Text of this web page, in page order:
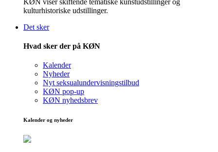
KØN viser skiftende tematiske kunstudstillinger og
kulturhistoriske udstillinger.
Det sker
Hvad sker der på KØN
Kalender
Nyheder
Nyt seksualundervisningstilbud
KØN pop-up
KØN nyhedsbrev
Kalender og nyheder